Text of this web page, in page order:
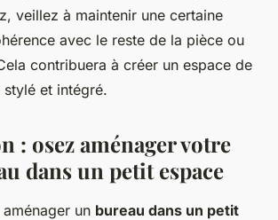
veillez à maintenir une certaine
avec le reste de la pièce ou
contribuera à créer un espace de
et intégré.
: osez aménager votre
dans un petit espace
un bureau dans un petit